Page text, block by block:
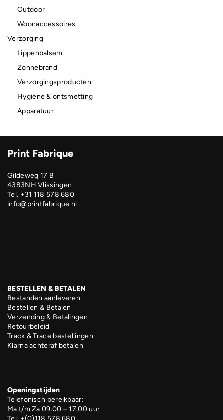
Outdoor
Woonaccessoires
Verzorging
Lippenbalsem
Zonnebrand
Verzorgingsproducten
Hygiëne & ontsmetting
Apparatuur
Print Fabrique
Gildeweg 17 B
4383NH Vlissingen
Tel. +31 118 578 680
info@printfabrique.nl
BESTELLEN & BETALEN
Bestanden aanleveren
Bestellen & Betalen
Verzending & Betalingen
Retourbeleid
Track & Trace bestellingen
Klarna achteraf betalen
Openingstijden
Telefonisch bereikbaar:
Ma t/m Za 09.00 – 17.00 uur
Tel. +(0)118 578 680